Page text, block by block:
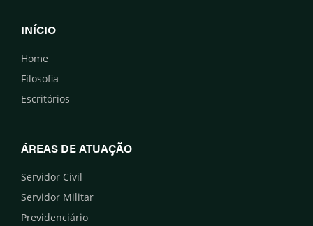
INÍCIO
Home
Filosofia
Escritórios
ÁREAS DE ATUAÇÃO
Servidor Civil
Servidor Militar
Previdenciário